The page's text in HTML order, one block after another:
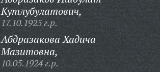
Кутлубулатович,
17.10.1925 г.р.
Абдразакова Хадича
Мазитовна,
10.05.1924 г.р.